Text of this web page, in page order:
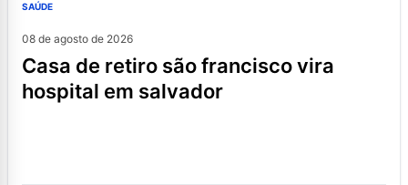
SAÚDE
08 de agosto de 2026
casa de retiro são francisco vira
hospital em salvador